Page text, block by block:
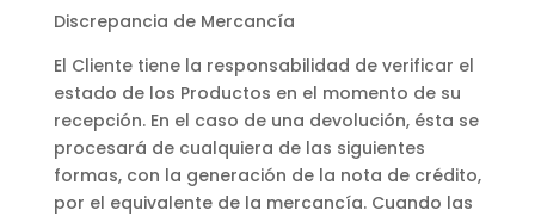
Discrepancia de Mercancía
El Cliente tiene la responsabilidad de verificar el
estado de los Productos en el momento de su
recepción. En el caso de una devolución, ésta se
procesará de cualquiera de las siguientes
formas, con la generación de la nota de crédito,
por el equivalente de la mercancía. Cuando las